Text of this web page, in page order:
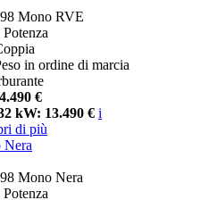
Mono RVE
Potenza
in ordine di marcia
€
kW: 13.490 € i
di più
Nera
Mono Nera
Potenza